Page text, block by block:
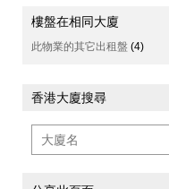
樓盤在相同大廈
此物業的其它出租盤 (4)
香港大廈搜尋